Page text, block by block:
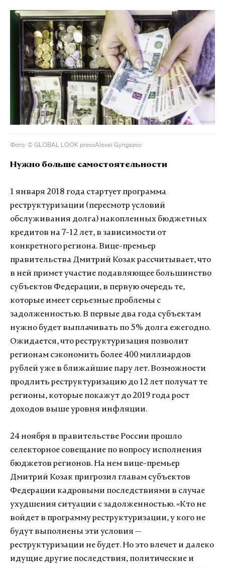
Фото: © GLOBAL LOOK pressAlexei Gyngazov
Нужно больше самостоятельности
1 января 2018 года стартует программа
реструктуризации (пересмотр условий
обслуживания долга) накопленных бюджетных
кредитов на 7-12 лет, в зависимости от
конкретного региона. Вице-премьер
правительства Дмитрий Козак рассчитывает, что
в ней примет участие подавляющее большинство
субъектов Федерации, в первую очередь те,
которые имеет серьезные проблемы с
задолженностью. В первые два года субъектам
нужно будет выплачивать по 5% долга ежегодно.
Ожидается, что реструктуризация позволит
регионам сэкономить более 400 миллиардов
рублей уже в ближайшие пару лет. Возможности
продлить реструктуризацию до 12 лет получат те
регионы, которые покажут до 2019 года рост
доходов выше уровня инфляции.
24 ноября в правительстве России прошло
селекторное совещание по вопросу исполнения
бюджетов регионов. На нем вице-премьер
Дмитрий Козак пригрозил главам субъектов
Федерации кадровыми последствиями в случае
ухудшения ситуации с задолженностью. «Кто не
войдет в программу реструктуризации, у кого не
будут выполнены эти условия —
реструктуризации не будет. Но это влечет и далеко
идущие другие последствия, политические и